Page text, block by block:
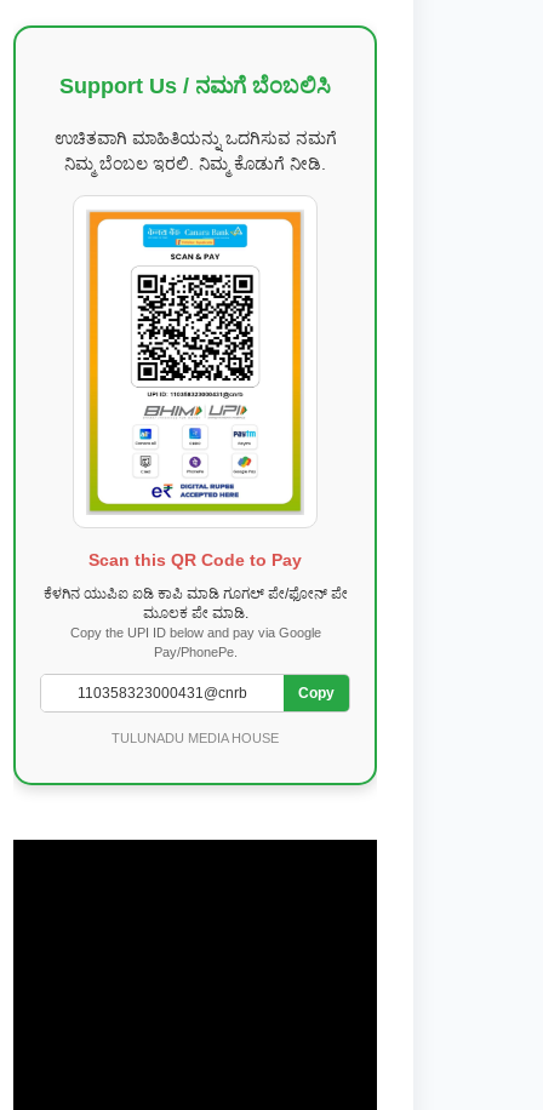
Support Us / ನಮಗೆ ಬೆಂಬಲಿಸಿ
ಉಚಿತವಾಗಿ ಮಾಹಿತಿಯನ್ನು ಒದಗಿಸುವ ನಮಗೆ
ನಿಮ್ಮ ಬೆಂಬಲ ಇರಲಿ. ನಿಮ್ಮ ಕೊಡುಗೆ ನೀಡಿ.
Scan this QR Code to Pay
ಕೆಳಗಿನ ಯುಪಿಐ ಐಡಿ ಕಾಪಿ ಮಾಡಿ ಗೂಗಲ್ ಪೇ/ಫೋನ್ ಪೇ
ಮೂಲಕ ಪೇ ಮಾಡಿ.
Copy the UPI ID below and pay via Google
Pay/PhonePe.
Copy
TULUNADU MEDIA HOUSE